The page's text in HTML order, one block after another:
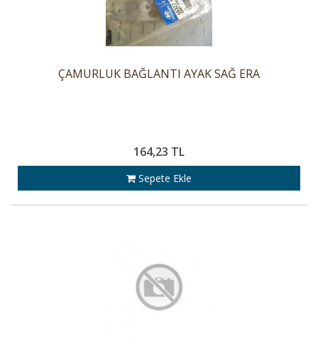
ÇAMURLUK BAĞLANTI AYAK SAĞ ERA
164,23 TL
Sepete Ekle